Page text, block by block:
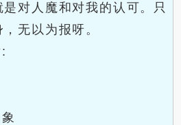
对人魔和对我的认可。只
无以为报呀。